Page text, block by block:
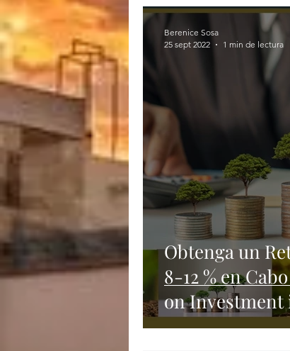
Obtenga un
8-12 % en
on Investment
Berenice Sosa
25 sept 2022
1 min de lectura